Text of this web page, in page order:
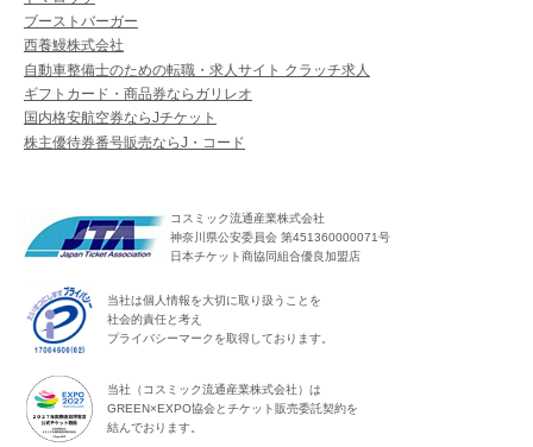
ブーストバーガー
西養鰻株式会社
自動車整備士のための転職・求人サイト クラッチ求人
ギフトカード・商品券ならガリレオ
国内格安航空券ならJチケット
株主優待券番号販売ならJ・コード
コスミック流通産業株式会社
神奈川県公安委員会 第451360000071号
日本チケット商協同組合優良加盟店
当社は個人情報を大切に取り扱うことを
社会的責任と考え
プライバシーマークを取得しております。
当社（コスミック流通産業株式会社）は
GREEN×EXPO協会とチケット販売委託契約を
結んでおります。